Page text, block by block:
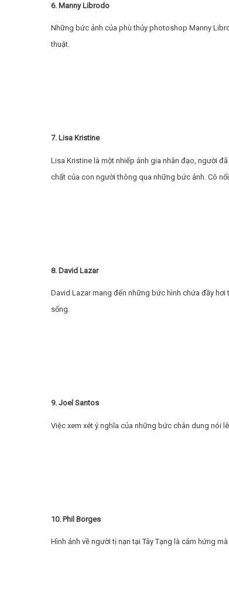
6. Manny Librodo
Những bức ảnh của phù thủy photoshop Manny
thuật.
7. Lisa Kristine
Lisa Kristine là một nhiếp ảnh gia nhân đạo, người
chất của con người thông qua những bức ảnh. Cô
8. David Lazar
David Lazar mang đến những bức hình chứa đầy
sống.
9. Joel Santos
Việc xem xét ý nghĩa của những bức chân dung nói
10. Phil Borges
Hình ảnh về người tị nạn tại Tây Tạng là cảm hứng